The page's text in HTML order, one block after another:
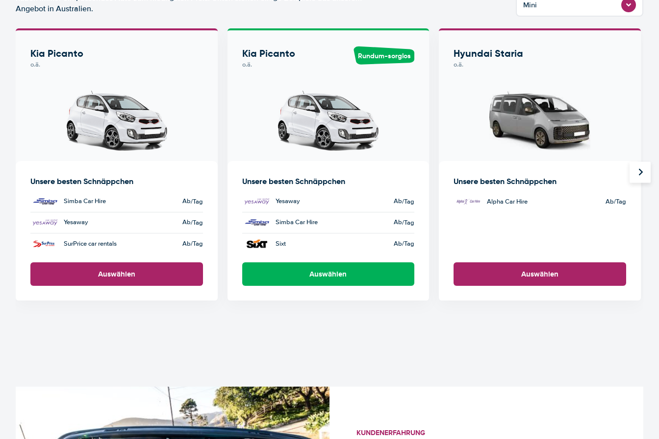
Angebot in Australien.
Mini
Kia Picanto
o.ä.
Unsere besten Schnäppchen
Simba Car Hire Ab/Tag
Yesaway Ab/Tag
SurPrice car rentals Ab/Tag
Auswählen
Kia Picanto
o.ä.
Rundum-sorglos
Unsere besten Schnäppchen
Yesaway Ab/Tag
Simba Car Hire Ab/Tag
Sixt Ab/Tag
Auswählen
Hyundai Staria
o.ä.
Unsere besten Schnäppchen
Alpha Car Hire Ab/Tag
Auswählen
KUNDENERFAHRUNG